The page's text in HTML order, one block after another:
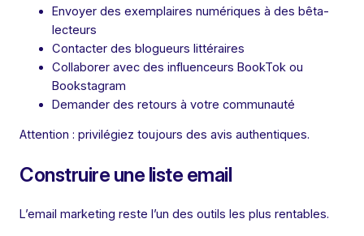
Envoyer des exemplaires numériques à des bêta-
lecteurs
Contacter des blogueurs littéraires
Collaborer avec des influenceurs BookTok ou
Bookstagram
Demander des retours à votre communauté
Attention : privilégiez toujours des avis authentiques.
Construire une liste email
L’email marketing reste l’un des outils les plus rentables.